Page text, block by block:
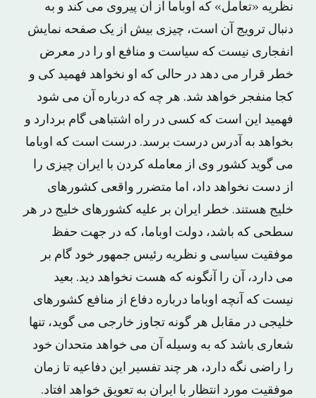
نظریه «تعامل» که اوباما از آن پیروی می کند و به
دنبال ترویج آن است، چیزی بیش از یک صفحه نمایش
انفجاری نیست که سیاست و منافع او را در معرض
خطر قرار می دهد در حالی که او نخواهد فهمید کی و
کجا منفجر خواهد شد. هر چه که درباره آن می شود
فهمید این است که کسی در راه اشتباهی گام بردارد و
بخواهد به آدرس درست برسد. درست است که اوباما
می گوید کشور وی از معامله کردن با ایران چیزی را
از دست نخواهد داد، اما متضرر واقعی کشورهای
خلیج هستند. خطر ایران بر علیه کشورهای خلیج در هر
سطحی که باشد، دولت اوباما، که در جهت حفظ
موفقیت سیاسی و نظریه رئیس جمهور خود گام بر
می دارد، آن را آنگونه که هست نخواهد دید. بعید
نیست که آنچه اوباما درباره دفاع از منافع کشورهای
خلیجی در مقابل هر گونه تجاوز خارجی می گوید، تنها
شعاری باشد که به وسیله آن می خواهد متحدان خود
را راضی نگه دارد، هر چند تفسیر این دفاعیه تا زمان
موفقیت مورد انتظار با ایران به تعویق خواهد افتاد.